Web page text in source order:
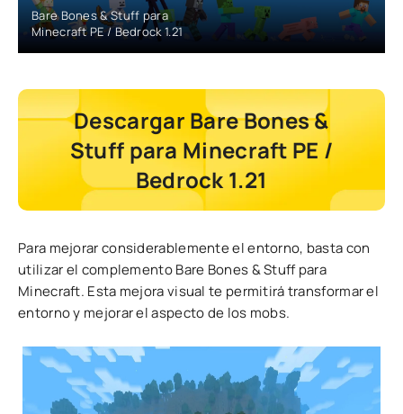
Bare Bones & Stuff para
Minecraft PE / Bedrock 1.21
Descargar Bare Bones &
Stuff para Minecraft PE /
Bedrock 1.21
Para mejorar considerablemente el entorno, basta con
utilizar el complemento Bare Bones & Stuff para
Minecraft. Esta mejora visual te permitirá transformar el
entorno y mejorar el aspecto de los mobs.